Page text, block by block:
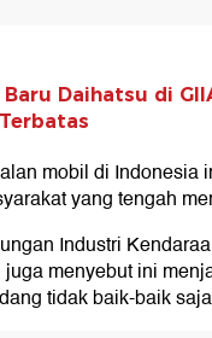
Daihatsu di
mobil di Indonesia
yang tengah
Industri
menyebut ini
tidak baik-baik